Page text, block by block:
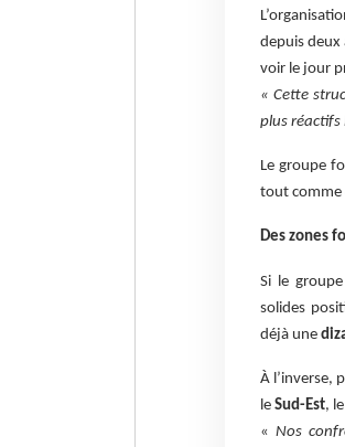
depuis deux
voir le jour
« Cette
plus réactifs
Le groupe
tout comme
Des zones
Si le
solides
déjà une
À l’inverse,
le Sud-Est, le
« Nos